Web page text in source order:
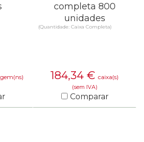
completa 800
unidades
(Quantidade: Caixa Completa)
184,34 € caixa(s)
(sem IVA)
Comparar